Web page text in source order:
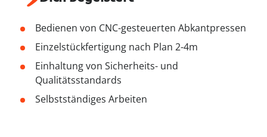
Bedienen von CNC-gesteuerten Abkantpressen
Einzelstückfertigung nach Plan 2-4m
Einhaltung von Sicherheits- und
Qualitätsstandards
Selbstständiges Arbeiten